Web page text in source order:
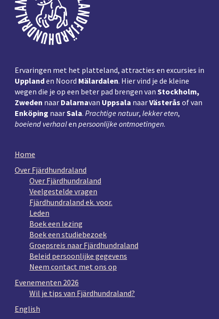
Ervaringen met het platteland, attracties en excursies in
Upplanden Noord Mälardalen. Hier vind je de kleine
wegen die je op een beter pad brengen van Stockholm,
Zweden naar Dalarnavan Uppsala naarVästerås of van
Enköping naarSala. Prachtige natuur, lekker eten,
boeiend verhaalen persoonlijke ontmoetingen.
Home
Over Fjärdhundraland
Over Fjärdhundraland
Veelgestelde vragen
Fjärdhundraland ek. voor.
Leden
Boek een lezing
Boek een studiebezoek
Groepsreis naar Fjärdhundraland
Beleid persoonlijke gegevens
Neem contact met ons op
Evenementen 2026
Wil je tips van Fjärdhundraland?
English